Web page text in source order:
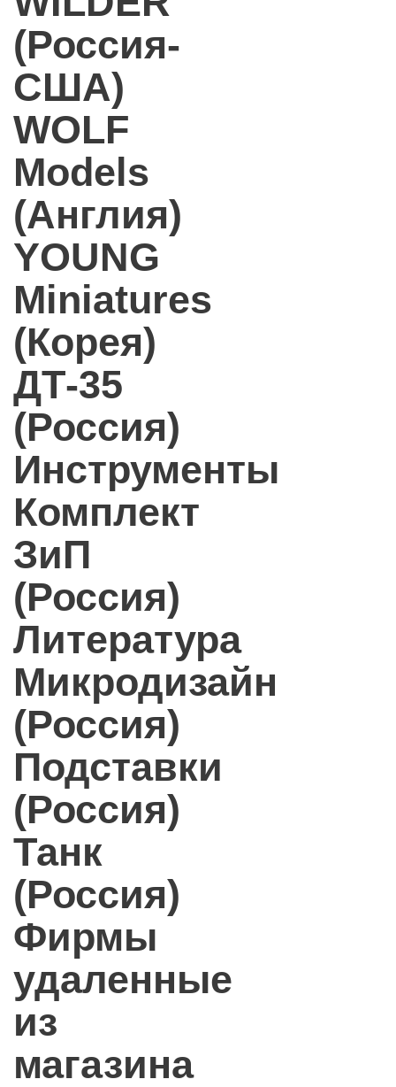
(Россия-
США)
WOLF
Models
(Англия)
YOUNG
Miniatures
(Корея)
ДТ-35
(Россия)
Инструменты
Комплект
ЗиП
(Россия)
Литература
Микродизайн
(Россия)
Подставки
(Россия)
Танк
(Россия)
Фирмы
удаленные
из
магазина